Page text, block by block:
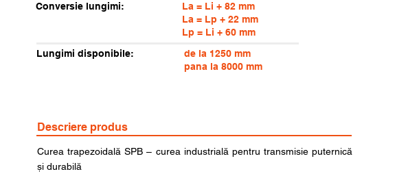
Conversie lungimi:
La = Li + 82 mm
La = Lp + 22 mm
Lp = Li + 60 mm
Lungimi disponibile:
de la 1250 mm
pana la 8000 mm
Descriere produs
Curea trapezoidală SPB – curea industrială pentru transmisie puternică
și durabilă